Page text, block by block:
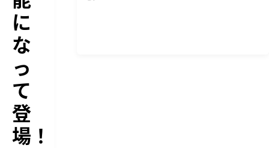
に
な
っ
て
登
場！